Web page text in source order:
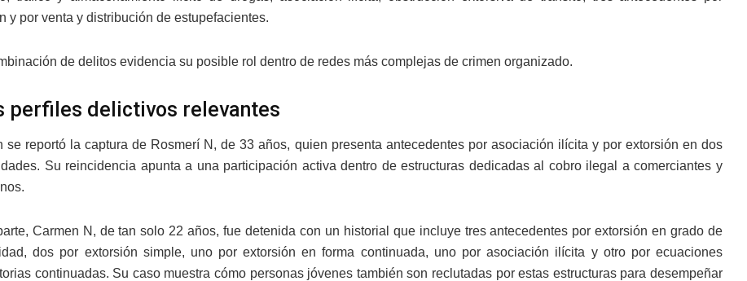
y por venta y distribución de estupefacientes.
de delitos evidencia su posible rol dentro de redes más complejas de crimen organizado.
perfiles delictivos relevantes
se reportó la captura de Rosmerí N, de 33 años, quien presenta antecedentes por asociación ilícita y por extorsión en dos
Su reincidencia apunta a una participación activa dentro de estructuras dedicadas al cobro ilegal a comerciantes y
Carmen N, de tan solo 22 años, fue detenida con un historial que incluye tres antecedentes por extorsión en grado de
dos por extorsión simple, uno por extorsión en forma continuada, uno por asociación ilícita y otro por ecuaciones
continuadas. Su caso muestra cómo personas jóvenes también son reclutadas por estas estructuras para desempeñar